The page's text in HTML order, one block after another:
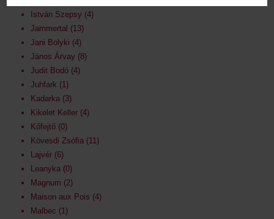
István Szepsy 4
Jammertal 13
Jani Bolyki 4
János Árvay 8
Judit Bodó 4
Juhfark 1
Kadarka 3
Kikelet Keller 4
Kőfejtő 0
Kövesdi Zsófia 11
Lajvér 6
Leanyka 0
Magnum 2
Maison aux Pois 4
Malbec 1